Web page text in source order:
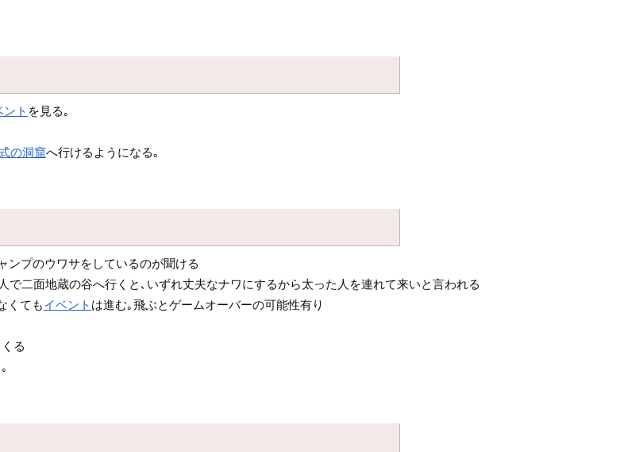
ント を見る｡
の洞窟へ行けるようになる｡
ンプのウワサをしているのが聞ける
二面地蔵の谷へ行くと､いずれ丈夫なナワにするから太った人を連れて来いと言われる
くてもイベント は進む｡飛ぶとゲームオーバーの可能性有り
る